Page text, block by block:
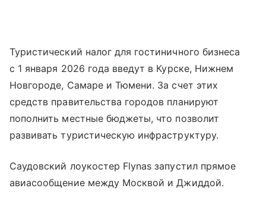
Туристический налог для гостиничного бизнеса
с 1 января 2026 года введут в Курске, Нижнем
Новгороде, Самаре и Тюмени. За счет этих
средств правительства городов планируют
пополнить местные бюджеты, что позволит
развивать туристическую инфраструктуру.
Саудовский лоукостер Flynas запустил прямое
авиасообщение между Москвой и Джиддой.